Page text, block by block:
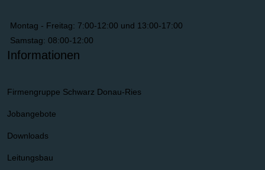
Montag - Freitag: 7:00-12:00 und 13:00-17:00
Samstag: 08:00-12:00
Informationen
Firmengruppe Schwarz Donau-Ries
Jobangebote
Downloads
Leitungsbau